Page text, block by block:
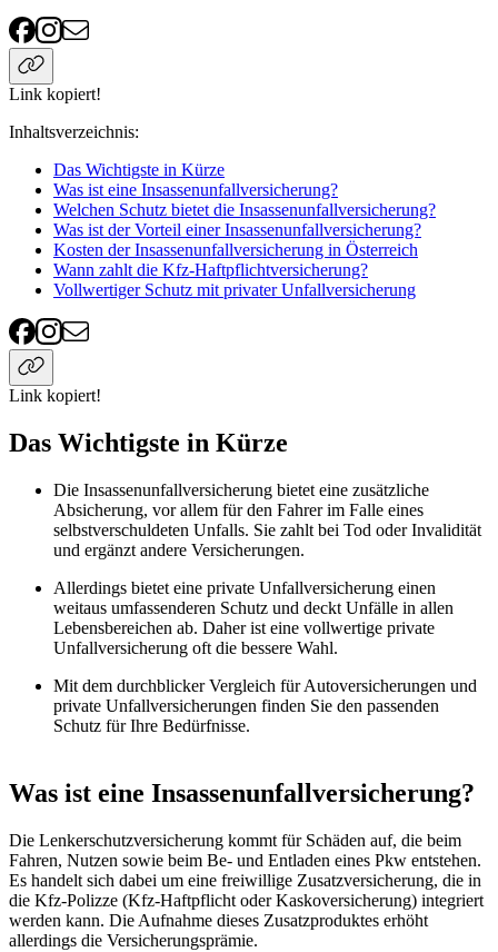
Link kopiert!
Inhaltsverzeichnis:
Das Wichtigste in Kürze
Was ist eine Insassenunfallversicherung?
Welchen Schutz bietet die Insassenunfallversicherung?
Was ist der Vorteil einer Insassenunfallversicherung?
Kosten der Insassenunfallversicherung in Österreich
Wann zahlt die Kfz-Haftpflichtversicherung?
Vollwertiger Schutz mit privater Unfallversicherung
Link kopiert!
Das Wichtigste in Kürze
Die Insassenunfallversicherung bietet eine zusätzliche
Absicherung, vor allem für den Fahrer im Falle eines
selbstverschuldeten Unfalls. Sie zahlt bei Tod oder Invalidität
und ergänzt andere Versicherungen.
Allerdings bietet eine private Unfallversicherung einen
weitaus umfassenderen Schutz und deckt Unfälle in allen
Lebensbereichen ab. Daher ist eine vollwertige private
Unfallversicherung oft die bessere Wahl.
Mit dem durchblicker Vergleich für Autoversicherungen und
private Unfallversicherungen finden Sie den passenden
Schutz für Ihre Bedürfnisse.
Was ist eine Insassenunfallversicherung?
Die Lenkerschutzversicherung kommt für Schäden auf, die beim
Fahren, Nutzen sowie beim Be- und Entladen eines Pkw entstehen.
Es handelt sich dabei um eine freiwillige Zusatzversicherung, die in
die Kfz-Polizze (Kfz-Haftpflicht oder Kaskoversicherung) integriert
werden kann. Die Aufnahme dieses Zusatzproduktes erhöht
allerdings die Versicherungsprämie.